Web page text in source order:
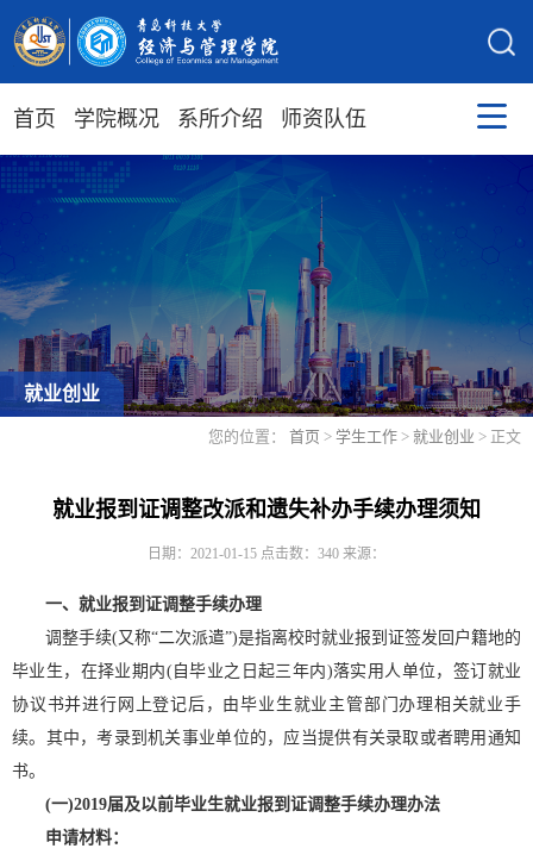
首页 学院概况 系所介绍 师资队伍
就业创业
您的位置： 首页 > 学生工作 > 就业创业 > 正文
就业报到证调整改派和遗失补办手续办理须知
日期：2021-01-15 点击数： 340 来源：
一、就业报到证调整手续办理
调整手续(又称“二次派遣”)是指离校时就业报到证签发回户籍地的
毕业生，在择业期内(自毕业之日起三年内)落实用人单位，签订就业
协议书并进行网上登记后，由毕业生就业主管部门办理相关就业手
续。其中，考录到机关事业单位的，应当提供有关录取或者聘用通知
书。
(一)2019届及以前毕业生就业报到证调整手续办理办法
申请材料：